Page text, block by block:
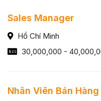
Sales Manager
Hồ Chí Minh
30,000,000 -
Nhân Viên Bán